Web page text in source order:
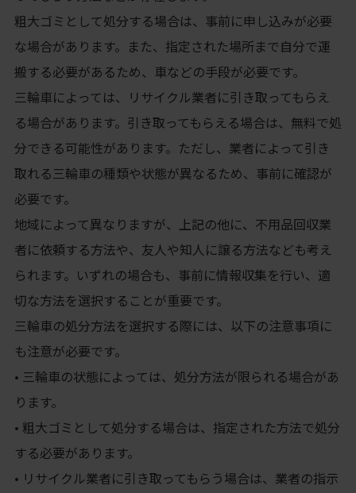
粗大ゴミとして処分する場合は、事前に申し込みが必要
な場合があります。また、指定された場所まで自分で運
搬する必要があるため、車などの手段が必要です。
三輪車によっては、リサイクル業者に引き取ってもらえ
る場合があります。引き取ってもらえる場合は、無料で処
分できる可能性があります。ただし、業者によって引き
取れる三輪車の種類や状態が異なるため、事前に確認が
必要です。
地域によって異なりますが、上記の他に、不用品回収業
者に依頼する方法や、友人や知人に譲る方法なども考え
られます。いずれの場合も、事前に情報収集を行い、適
切な方法を選択することが重要です。
三輪車の処分方法を選択する際には、以下の注意事項に
も注意が必要です。
• 三輪車の状態によっては、処分方法が限られる場合があ
ります。
• 粗大ゴミとして処分する場合は、指定された方法で処分
する必要があります。
• リサイクル業者に引き取ってもらう場合は、業者の指示